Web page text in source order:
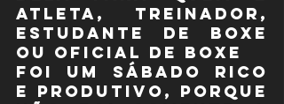
atleta, treinador,
estudante de boxe
ou oficial de boxe
Foi um sábado rico
e produtivo, porque